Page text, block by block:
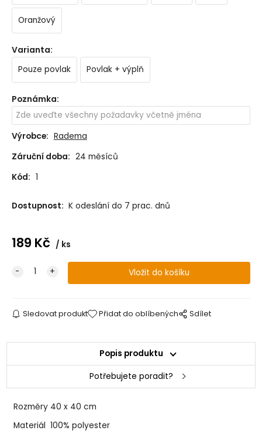
Oranžový
Varianta:
Pouze povlak
Povlak + výplň
Poznámka:
Výrobce: Radema
Záruční doba: 24 měsíců
Kód: 1
Dostupnost: K odeslání do 7 prac. dnů
189 Kč ks
Sledovat produkt Přidat do oblíbených Sdílet
Popis produktu
Potřebujete poradit?
Rozměry 40 x 40 cm
Materiál 100% polyester